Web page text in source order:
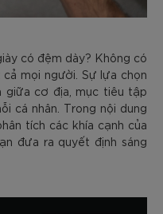
có đệm dày? Không có
mọi người. Sự lựa chọn
giữa cơ địa, mục tiêu tập
cá nhân. Trong nội dung
tích các khía cạnh của
đưa ra quyết định sáng